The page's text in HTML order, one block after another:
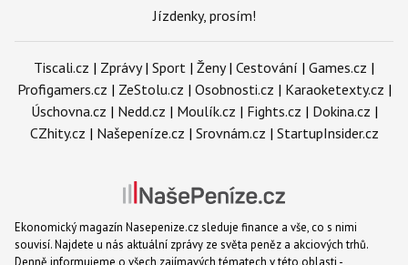
Jízdenky, prosím!
Tiscali.cz | Zprávy| Sport | Ženy| Cestování | Games.cz |
Profigamers.cz | ZeStolu.cz | Osobnosti.cz | Karaoketexty.cz |
Úschovna.cz | Nedd.cz | Moulík.cz | Fights.cz | Dokina.cz |
CZhity.cz | Našepeníze.cz | Srovnám.cz | StartupInsider.cz
Ekonomický magazín Nasepenize.cz sleduje finance a vše, co s nimi
souvisí. Najdete u nás aktuální zprávy ze světa peněz a akciových trhů.
Denně informujeme o všech zajímavých tématech v této oblasti -